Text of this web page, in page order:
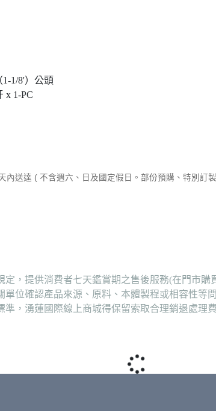
1/8'）公頭
x 1-PC
內送達 ( 不含週六、日及國定假日。部份預購、特別訂
，提供消費者七天鑑賞期之售後服務(在門市
位確認產品來源、原料、本體製程或相容性等
，湧蓮國際線上商城得保留索取合理銷退處理